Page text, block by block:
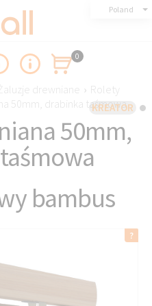
KREATOR
Poland
0
drewniane › Rolety
50mm, drabinka taśmowa
50mm,
bambus